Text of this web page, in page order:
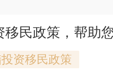
资移民政策